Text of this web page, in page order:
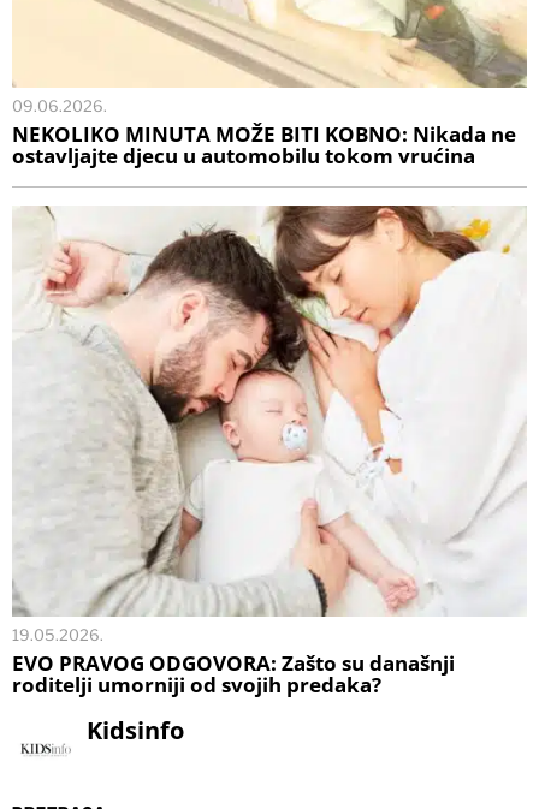
09.06.2026.
NEKOLIKO MINUTA MOŽE BITI KOBNO: Nikada ne
ostavljajte djecu u automobilu tokom vrućina
19.05.2026.
EVO PRAVOG ODGOVORA: Zašto su današnji
roditelji umorniji od svojih predaka?
Kidsinfo